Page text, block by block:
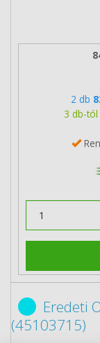
2 db
3 db-tól
Eredeti
(45103715)